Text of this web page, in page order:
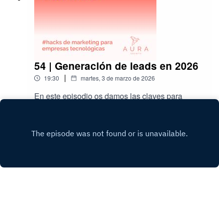
54 | Generación de leads en 2026
19:30 | martes, 3 de marzo de 2026
En este episodio os damos las claves para